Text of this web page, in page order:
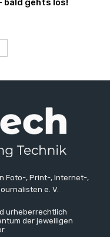
bald gehts los!
Foto-, Print-, Internet-,
e. V.
urheberrechtlich
der jeweiligen